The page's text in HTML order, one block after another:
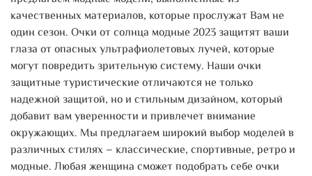
надежности. Мы используем только лучшие материалы и
технологии, чтобы обеспечить максимальную защиту и
комфорт при ношении. У нас вы найдете модели для
любого случая и на любой вкус – от классических
черных и белых до ярких и необычных. Этот аксессуар
станет превосходным подарком любимой, маме, подруге
на день рождение, 8 марта, или 14 февраля. Ваш образ
будет не только ярким и красивым, но и полностью
защищенным от вредных солнечных лучей!
качественных материалов, которые прослужат Вам не
один сезон. Очки от солнца модные 2023 защитят ваши
глаза от опасных ультрафиолетовых лучей, которые
могут повредить зрительную систему. Наши очки
защитные туристические отличаются не только
надежной защитой, но и стильным дизайном, который
добавит вам уверенности и привлечет внимание
окружающих. Мы предлагаем широкий выбор моделей в
различных стилях – классические, спортивные, ретро и
модные. Любая женщина сможет подобрать себе очки